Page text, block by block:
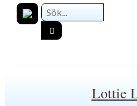
Lottie